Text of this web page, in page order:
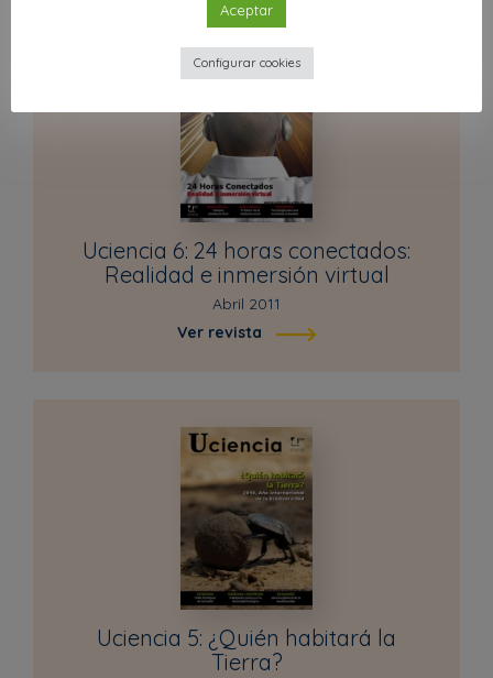
Uciencia 6: 24 horas conectados:
Realidad e inmersión virtual
Abril 2011
Ver revista
Uciencia 5: ¿Quién habitará la
Tierra?
Aceptar
Configurar cookies